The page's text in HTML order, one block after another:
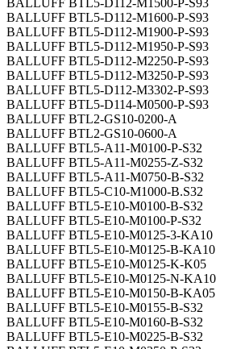
BALLUFF BTL5-D112-M1600-P-S93
BALLUFF BTL5-D112-M1900-P-S93
BALLUFF BTL5-D112-M1950-P-S93
BALLUFF BTL5-D112-M2250-P-S93
BALLUFF BTL5-D112-M3250-P-S93
BALLUFF BTL5-D112-M3302-P-S93
BALLUFF BTL5-D114-M0500-P-S93
BALLUFF BTL2-GS10-0200-A
BALLUFF BTL2-GS10-0600-A
BALLUFF BTL5-A11-M0100-P-S32
BALLUFF BTL5-A11-M0255-Z-S32
BALLUFF BTL5-A11-M0750-B-S32
BALLUFF BTL5-C10-M1000-B.S32
BALLUFF BTL5-E10-M0100-B-S32
BALLUFF BTL5-E10-M0100-P-S32
BALLUFF BTL5-E10-M0125-3-KA10
BALLUFF BTL5-E10-M0125-B-KA10
BALLUFF BTL5-E10-M0125-K-K05
BALLUFF BTL5-E10-M0125-N-KA10
BALLUFF BTL5-E10-M0150-B-KA05
BALLUFF BTL5-E10-M0155-B-S32
BALLUFF BTL5-E10-M0160-B-S32
BALLUFF BTL5-E10-M0225-B-S32